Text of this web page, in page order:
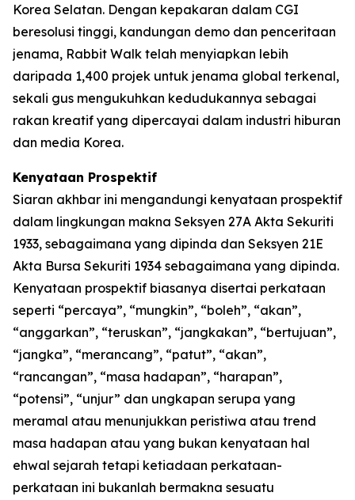
Korea Selatan. Dengan kepakaran dalam CGI
beresolusi tinggi, kandungan demo dan penceritaan
jenama, Rabbit Walk telah menyiapkan lebih
daripada 1,400 projek untuk jenama global terkenal,
sekali gus mengukuhkan kedudukannya sebagai
rakan kreatif yang dipercayai dalam industri hiburan
dan media Korea.
Kenyataan Prospektif
Siaran akhbar ini mengandungi kenyataan prospektif
dalam lingkungan makna Seksyen 27A Akta Sekuriti
1933, sebagaimana yang dipinda dan Seksyen 21E
Akta Bursa Sekuriti 1934 sebagaimana yang dipinda.
Kenyataan prospektif biasanya disertai perkataan
seperti “percaya”, “mungkin”, “boleh”, “akan”,
“anggarkan”, “teruskan”, “jangkakan”, “bertujuan”,
“jangka”, “merancang”, “patut”, “akan”,
“rancangan”, “masa hadapan”, “harapan”,
“potensi”, “unjur” dan ungkapan serupa yang
meramal atau menunjukkan peristiwa atau trend
masa hadapan atau yang bukan kenyataan hal
ehwal sejarah tetapi ketiadaan perkataan-
perkataan ini bukanlah bermakna sesuatu